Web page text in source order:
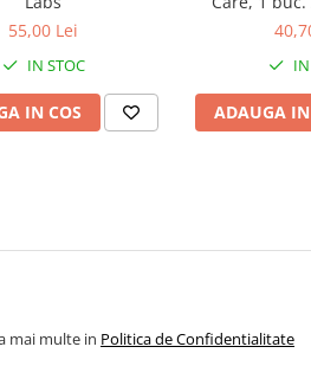
55,00 Lei
IN STOC
IN COS ADAUGA IN
mai multe in Politica de Confidentialitate